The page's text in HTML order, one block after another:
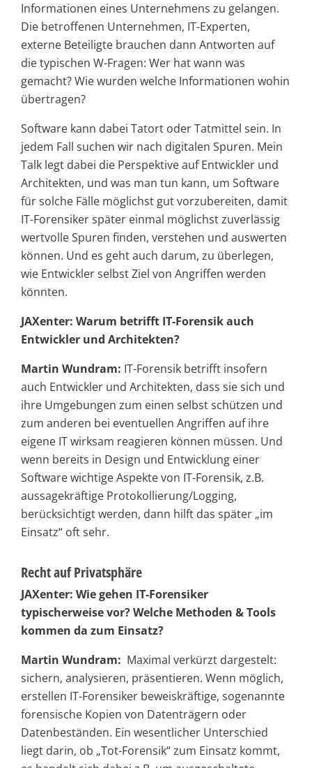
Informationen eines Unternehmens zu gelangen.
Die betroffenen Unternehmen, IT-Experten,
externe Beteiligte brauchen dann Antworten auf
die typischen W-Fragen: Wer hat wann was
gemacht? Wie wurden welche Informationen wohin
übertragen?
Software kann dabei Tatort oder Tatmittel sein. In
jedem Fall suchen wir nach digitalen Spuren. Mein
Talk legt dabei die Perspektive auf Entwickler und
Architekten, und was man tun kann, um Software
für solche Fälle möglichst gut vorzubereiten, damit
IT-Forensiker später einmal möglichst zuverlässig
wertvolle Spuren finden, verstehen und auswerten
können. Und es geht auch darum, zu überlegen,
wie Entwickler selbst Ziel von Angriffen werden
könnten.
JAXenter: Warum betrifft IT-Forensik auch
Entwickler und Architekten?
Martin Wundram: IT-Forensik betrifft insofern
auch Entwickler und Architekten, dass sie sich und
ihre Umgebungen zum einen selbst schützen und
zum anderen bei eventuellen Angriffen auf ihre
eigene IT wirksam reagieren können müssen. Und
wenn bereits in Design und Entwicklung einer
Software wichtige Aspekte von IT-Forensik, z.B.
aussagekräftige Protokollierung/Logging,
berücksichtigt werden, dann hilft das später „im
Einsatz“ oft sehr.
Recht auf Privatsphäre
JAXenter: Wie gehen IT-Forensiker
typischerweise vor? Welche Methoden &Tools
kommen da zum Einsatz?
Martin Wundram: Maximal verkürzt dargestelt:
sichern, analysieren, präsentieren. Wenn möglich,
erstellen IT-Forensiker beweiskräftige, sogenannte
forensische Kopien von Datenträgern oder
Datenbeständen. Ein wesentlicher Unterschied
liegt darin, ob „Tot-Forensik“ zum Einsatz kommt,